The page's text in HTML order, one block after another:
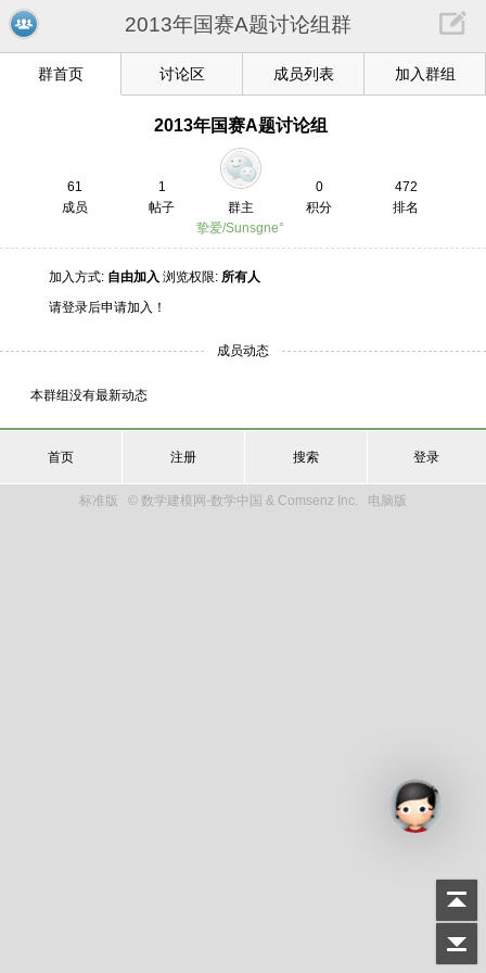
2013年国赛A题讨论组群
群首页 讨论区 成员列表 加入群组
2013年国赛A题讨论组
61
成员
1
帖子
群主
0
积分
472
排名
挚爱/Sunsgne°
加入方式: 自由加入 浏览权限: 所有人
请登录后申请加入！
成员动态
本群组没有最新动态
首页 注册 搜索 登录
标准版 © 数学建模网-数学中国 & Comsenz Inc. 电脑版